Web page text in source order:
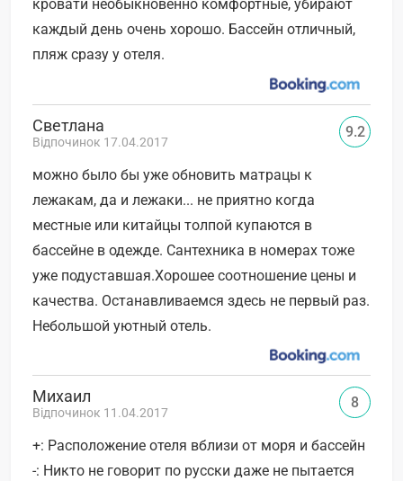
кровати необыкновенно комфортные, убирают
каждый день очень хорошо. Бассейн отличный,
пляж сразу у отеля.
Светлана
Відпочинок 17.04.2017
можно было бы уже обновить матрацы к
лежакам, да и лежаки... не приятно когда
местные или китайцы толпой купаются в
бассейне в одежде. Сантехника в номерах тоже
уже подуставшая.Хорошее соотношение цены и
качества. Останавливаемся здесь не первый раз.
Небольшой уютный отель.
9.2
Михаил
Відпочинок 11.04.2017
+: Расположение отеля вблизи от моря и бассейн
-: Никто не говорит по русски даже не пытается
8